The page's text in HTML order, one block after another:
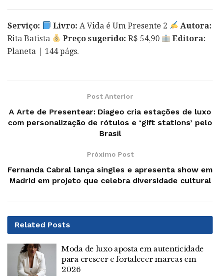
Serviço: Livro: A Vida é Um Presente 2
Autora:
Rita Batista
Preço sugerido: R$ 54,90
Editora:
Planeta | 144 págs.
Post Anterior
A Arte de Presentear: Diageo cria estações de luxo
com personalização de rótulos e ‘gift stations’ pelo
Brasil
Próximo Post
Fernanda Cabral lança singles e apresenta show em
Madrid em projeto que celebra diversidade cultural
Related Posts
Moda de luxo aposta em autenticidade
para crescer e fortalecer marcas em
2026